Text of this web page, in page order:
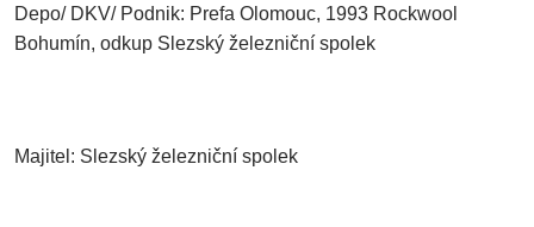
Depo/ DKV/ Podnik: Prefa Olomouc, 1993 Rockwool
Bohumín, odkup Slezský železniční spolek
Majitel: Slezský železniční spolek